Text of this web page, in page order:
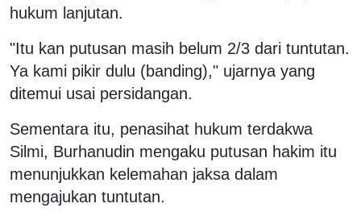
hukum lanjutan.
"Itu kan putusan masih belum 2/3 dari tuntutan.
Ya kami pikir dulu (banding)," ujarnya yang
ditemui usai persidangan.
Sementara itu, penasihat hukum terdakwa
Silmi, Burhanudin mengaku putusan hakim itu
menunjukkan kelemahan jaksa dalam
mengajukan tuntutan.